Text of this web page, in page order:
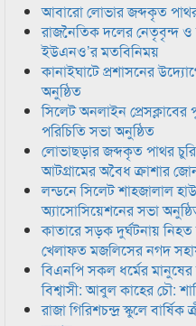
আবারো লোভার জব্দকৃত পাথর
রাজনৈতিক দলের নেতৃবৃন্দ ও
ইউএনও’র মতবিনিময়
কানাইঘাটে প্রশাসনের
অনুষ্ঠিত
সিলেট অনলাইন
পরিচিতি সভা অনুষ্ঠিত
লোভাছড়ার জব্দকৃত পাথর
আটগ্রামের অবৈধ ক্রাশার
লন্ডনে সিলেট শাহজালাল
অ্যাসোসিয়েশনের সভা
কাতারে সড়ক দুর্ঘটনায় নিহত
খেলাফত মজলিসের নগদ
বিএনপি সকল ধর্মের
বিশ্বাসী: আবুল কাহের চৌ:
রাজা গিরিশচন্দ্র স্কুলে